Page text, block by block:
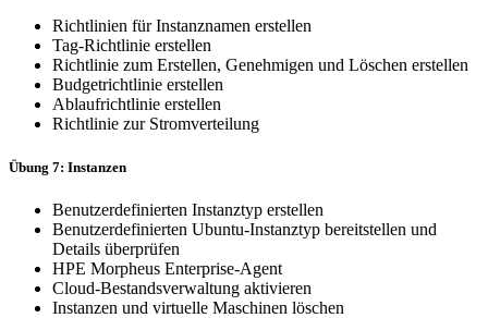
Richtlinien für Instanznamen erstellen
Tag-Richtlinie erstellen
Richtlinie zum Erstellen, Genehmigen und Löschen erstellen
Budgetrichtlinie erstellen
Ablaufrichtlinie erstellen
Richtlinie zur Stromverteilung
Übung 7: Instanzen
Benutzerdefinierten Instanztyp erstellen
Benutzerdefinierten Ubuntu-Instanztyp bereitstellen und
Details überprüfen
HPE Morpheus Enterprise-Agent
Cloud-Bestandsverwaltung aktivieren
Instanzen und virtuelle Maschinen löschen